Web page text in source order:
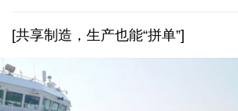
[共享制造，生产也能“拼单”]